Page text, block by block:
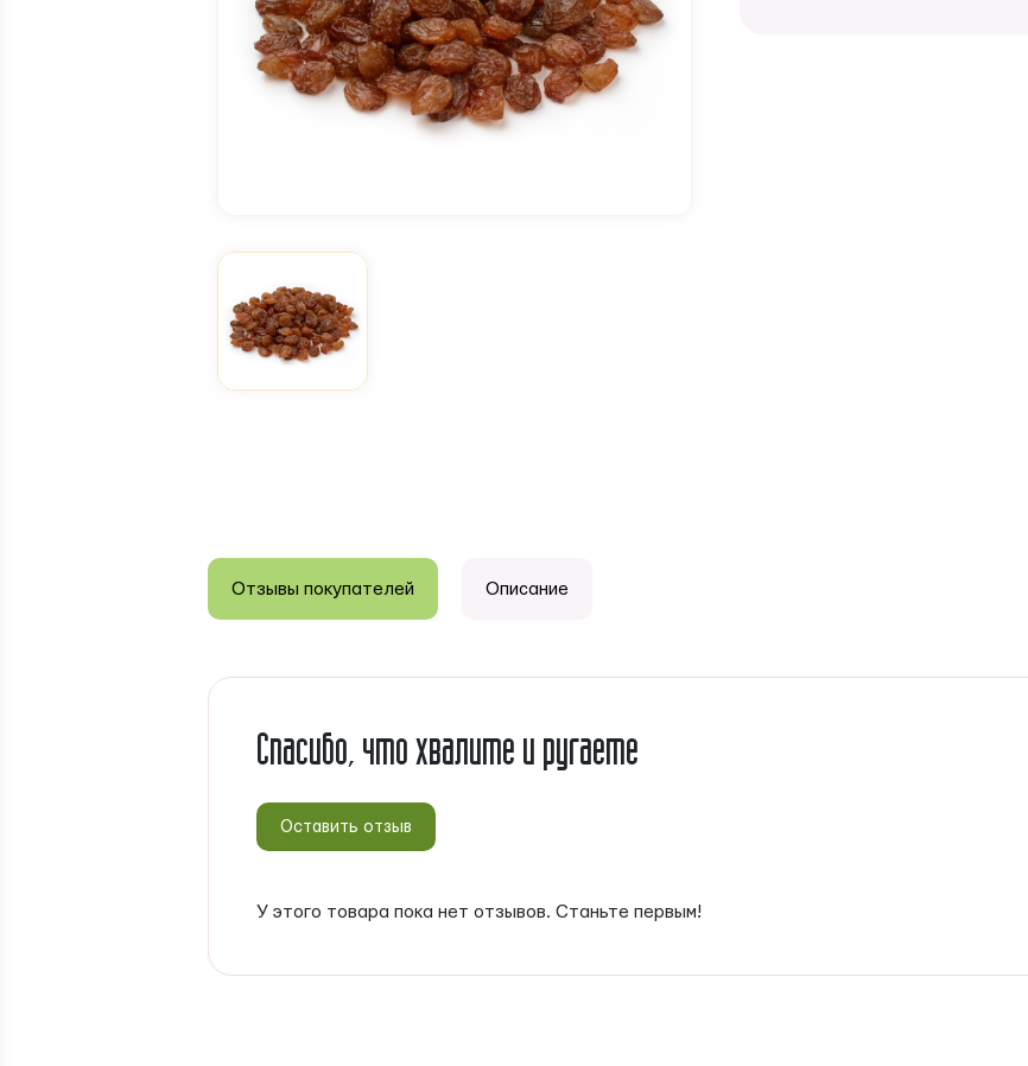
Отзывы покупателей Описание
Спасибо, что хвалите и ругаете
Оставить отзыв
У этого товара пока нет отзывов. Станьте первым!